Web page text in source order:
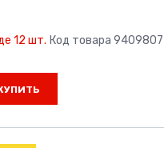
12 шт. Код товара 9409807